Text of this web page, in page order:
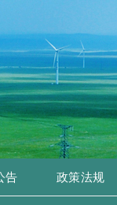
告 政策法规